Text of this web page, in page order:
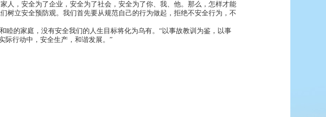
人，安全为了企业，安全为了社会，安全为了你、我、他。那么，怎样才能
树立安全预防观。我们首先要从规范自己的行为做起，拒绝不安全行为，不
的家庭，没有安全我们的人生目标将化为乌有。“以事故教训为鉴，以事
际行动中，安全生产，和谐发展。”